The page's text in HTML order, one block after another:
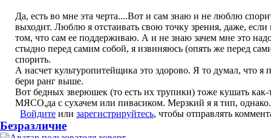
Да, есть во мне эта черта....Вот и сам знаю и не люблю
выходит. Люблю я отстаивать свою точку зрения, даже, если
том, что сам ее поддерживаю. А и не знаю зачем мне это
стыдно перед самим собой, я извиняюсь (опять же перед
спорить.
А насчет культуропитейщика это здорово. Я то думал, что я
бери ранг выше.
Вот бедных зверюшек (то есть их трупики) тоже кушать как-
МЯСО,да с сухачем или пивасиком. Мерзкий я я тип, однако.
Войдите или зарегистрируйтесь, чтобы отправлять
Безразличие